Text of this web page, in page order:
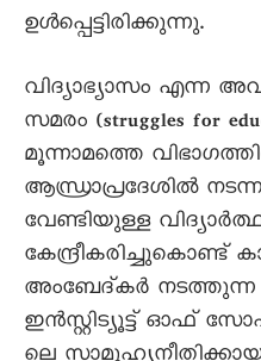
ഉള്‍പ്പെട്ടിരിക്കുന്നു.
വിദ്യാഭ്യാസം എന്ന
സമരം (struggles for
മൂന്നാമത്തെ
ആന്ധ്രാപ്രദേശില്‍
വേണ്ടിയുള്ള
കേന്ദ്രീകരിച്ചുകൊണ്ട്
അംബേദ്കര്‍ നടത്തുന്ന
ഇന്‍സ്റ്റിട്യൂട്ട് ഓഫ്